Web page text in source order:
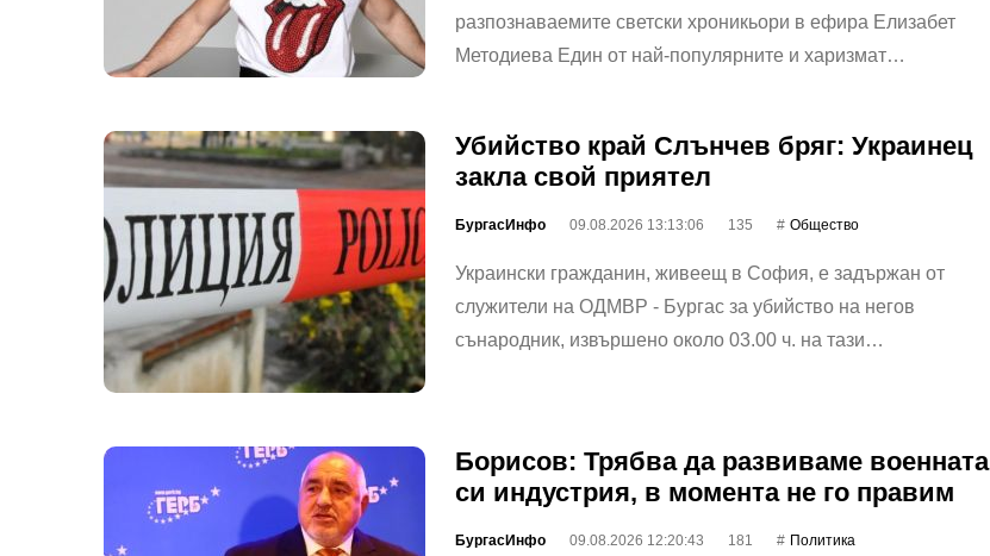
разпознаваемите светски хроникьори в ефира Елизабет
Методиева Един от най-популярните и харизмат…
Убийство край Слънчев бряг: Украинец
закла свой приятел
БургасИнфо 09.08.2026 13:13:06 135 Общество
Украински гражданин, живеещ в София, е задържан от
служители на ОДМВР - Бургас за убийство на негов
сънародник, извършено около 03.00 ч. на тази…
Борисов: Трябва да развиваме военната
си индустрия, в момента не го правим
БургасИнфо 09.08.2026 12:20:43 181 Политика